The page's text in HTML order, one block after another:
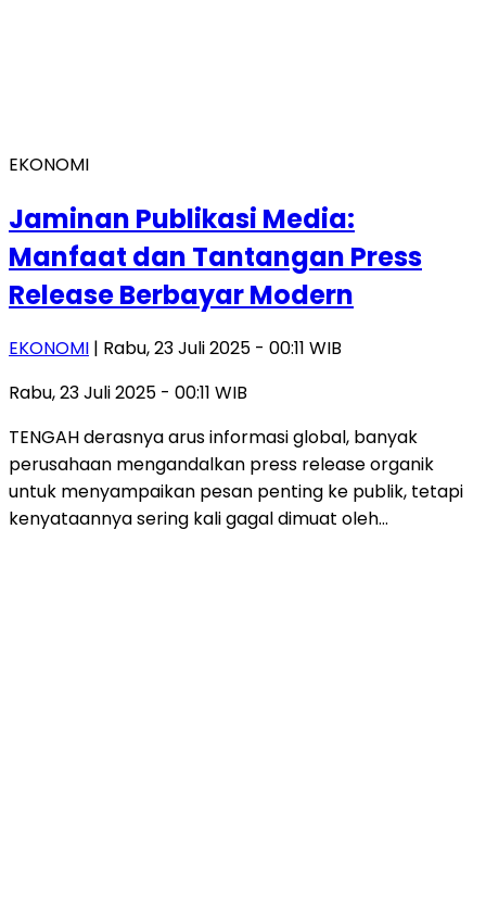
EKONOMI
Jaminan Publikasi Media:
Manfaat dan Tantangan Press
Release Berbayar Modern
EKONOMI | Rabu, 23 Juli 2025 - 00:11 WIB
Rabu, 23 Juli 2025 - 00:11 WIB
TENGAH derasnya arus informasi global, banyak
perusahaan mengandalkan press release organik
untuk menyampaikan pesan penting ke publik, tetapi
kenyataannya sering kali gagal dimuat oleh…